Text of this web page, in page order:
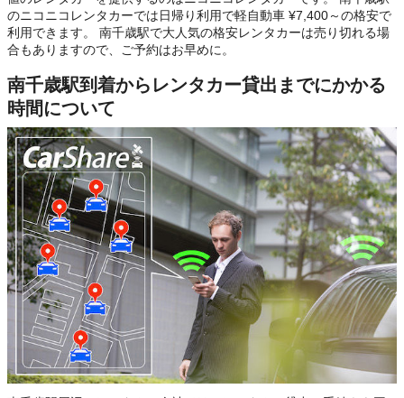
のニコニコレンタカーでは日帰り利用で軽自動車 ¥7,400～の格安で
利用できます。 南千歳駅で大人気の格安レンタカーは売り切れる場
合もありますので、ご予約はお早めに。
南千歳駅到着からレンタカー貸出までにかかる
時間について